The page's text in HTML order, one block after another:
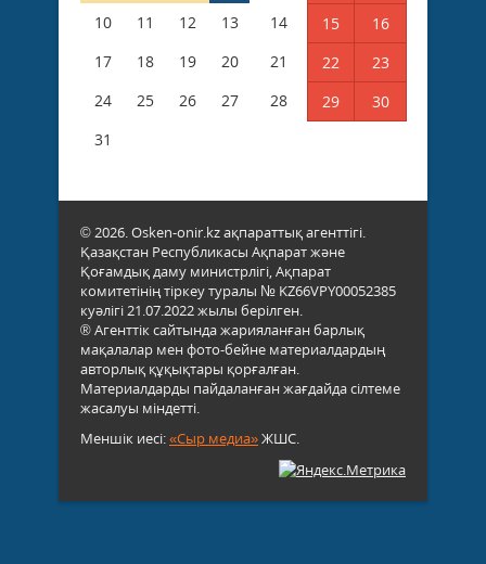
10
11 12 13 14 15
16
17
18 19 20 21 22
23
24
25 26 27 28 29
30
31
© 2026. Osken-onir.kz ақпараттық агенттігі.
Қазақстан Республикасы Ақпарат және
Қоғамдық даму министрлігі, Ақпарат
комитетінің тіркеу туралы № KZ66VPY00052385
куәлігі 21.07.2022 жылы берілген.
® Агенттік сайтында жарияланған барлық
мақалалар мен фото-бейне материалдардың
авторлық құқықтары қорғалған.
Материалдарды пайдаланған жағдайда сілтеме
жасалуы міндетті.
Меншік иесі:«Сыр медиа»ЖШС.